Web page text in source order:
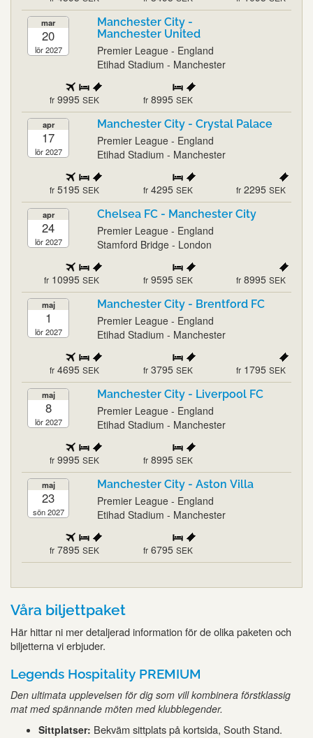
mar
20
lör 2027
Manchester City -
Manchester United
Premier League - England
Etihad Stadium - Manchester
fr 9995 SEK fr 8995 SEK
apr
17
lör 2027
Manchester City - Crystal Palace
Premier League - England
Etihad Stadium - Manchester
fr 5195 SEK fr 4295 SEK fr 2295 SEK
apr
24
lör 2027
Chelsea FC - Manchester City
Premier League - England
Stamford Bridge - London
fr 10995 SEK fr 9595 SEK fr 8995 SEK
maj
1
lör 2027
Manchester City - Brentford FC
Premier League - England
Etihad Stadium - Manchester
fr 4695 SEK fr 3795 SEK fr 1795 SEK
maj
8
lör 2027
Manchester City - Liverpool FC
Premier League - England
Etihad Stadium - Manchester
fr 9995 SEK fr 8995 SEK
maj
23
sön 2027
Manchester City - Aston Villa
Premier League - England
Etihad Stadium - Manchester
fr 7895 SEK fr 6795 SEK
Våra biljettpaket
Här hittar ni mer detaljerad information för de olika paketen och
biljetterna vi erbjuder.
Legends Hospitality PREMIUM
Den ultimata upplevelsen för dig som vill kombinera förstklassig
mat med spännande möten med klubblegender.
Sittplatser: Bekväm sittplats på kortsida, South Stand.